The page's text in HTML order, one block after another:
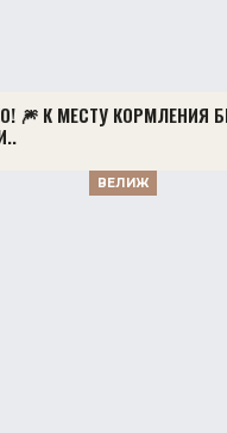
🎆 К МЕСТУ КОРМЛЕНИЯ
ВЕЛИЖ